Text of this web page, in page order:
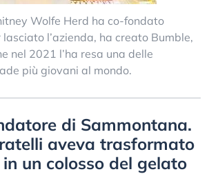
Wolfe Herd ha co-fondato
l’azienda, ha creato Bumble,
nel 2021 l’ha resa una delle
più giovani al mondo.
di Sammontana.
aveva trasformato
un colosso del gelato